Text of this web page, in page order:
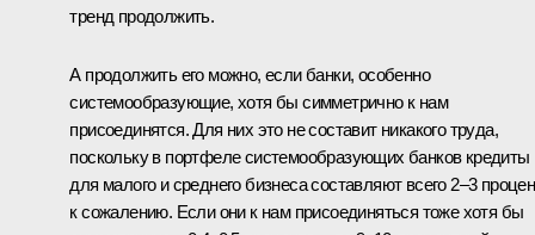
тренд продолжить.
А продолжить его можно, если банки, особенно
системообразующие, хотя бы симметрично к нам
присоединятся. Для них это не составит никакого труда,
поскольку в портфеле системообразующих банков кредиты
для малого и среднего бизнеса составляют всего 2–3
к сожалению. Если они к нам присоединяться тоже хотя бы